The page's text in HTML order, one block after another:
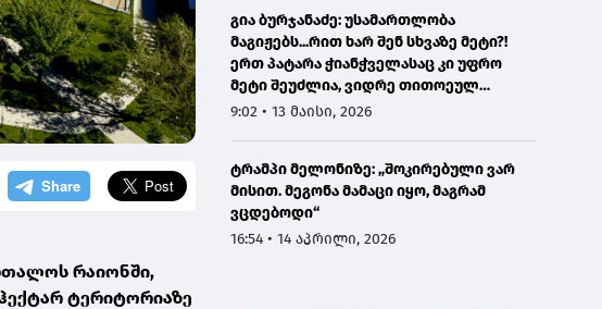
რაიონში,
ტერიტორიაზე
გია ბურჯანაძე: უსამართლობა
მაგიჟებს...რით ხარ შენ სხვაზე მეტი?!
ერთ პატარა ჭიანჭველასაც კი უფრო
მეტი შეუძლია, ვიდრე თითოეულ
ჩვენგანს...
9:02 • 13 მაისი, 2026
ტრამპი მელონიზე: „შოკირებული ვარ
მისით. მეგონა მამაცი იყო, მაგრამ
ვცდებოდი“
16:54 • 14 აპრილი, 2026